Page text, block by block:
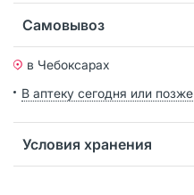
Самовывоз
в Чебоксарах
В аптеку сегодня или позже
Условия хранения